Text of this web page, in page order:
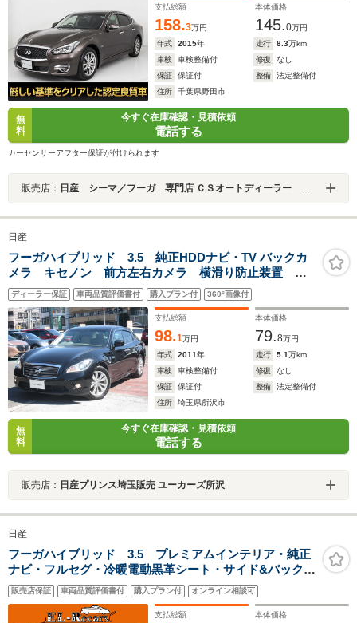
支払総額
158.3万円
本体価格
145.0万円
年式
2015年 走行 8.3万km
車検
車検整備付 修復
なし
保証
保証付 整備
法定整備付
住所
千葉県野田市
無
料
今すぐ在庫確認・見積依頼
電話する
カーセンサーアフター保証が付けられます
販売店： 日産 シーマ／フーガ 専門店 ＣＳオートディーラー ５１系 シーマ／フーガ 中古車専門店
日産
フーガハイブリッド 3.5 純正HDDナビ・TV バックカ
メラ キセノン 前方左右カメラ 横滑り防止装置
ETC
ディーラー保証 車両品質評価書付 購入プラン付 360°画像付
支払総額
98.1万円
本体価格
79.8万円
年式
2011年 走行 5.1万km
車検
車検整備付 修復
なし
保証
保証付 整備
法定整備付
住所
埼玉県所沢市
無
料
今すぐ在庫確認・見積依頼
電話する
販売店： 日産プリンス埼玉販売 ユーカーズ所沢
日産
フーガハイブリッド 3.5 プレミアムインテリア・純正
ナビ・フルセグ・冷暖電動黒革シート・サイド&バックカ
メラ・Bluetooth接続・追従クルーズコントロール・
ETC・インテリキー・プッシュスタート・HIDヘッドライ
ト・フォグランプ・純正AW
販売店保証 車両品質評価書付 購入プラン付 オンライン相談可
支払総額 本体価格